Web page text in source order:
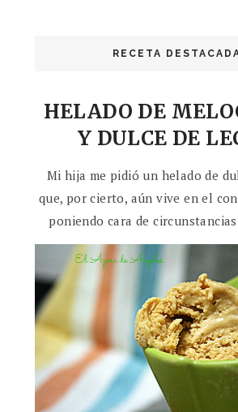
RECETA
HELADO DE
Y DULCE DE
Mi hija me pidió un helado de
que, por cierto, aún vive en el
poniendo cara de